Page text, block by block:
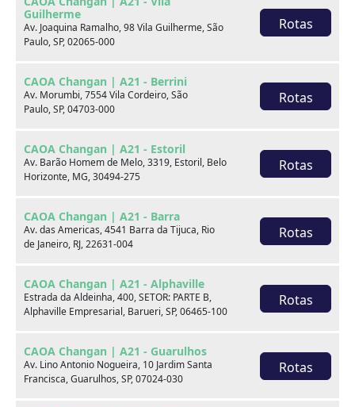
Guilherme
Av. Joaquina Ramalho, 98 Vila Guilherme, São
Paulo, SP, 02065-000
Rotas
CAOA Changan | A21 - Berrini
Av. Morumbi, 7554 Vila Cordeiro, São
Paulo, SP, 04703-000
Rotas
CAOA Changan | A21 - Estoril
Av. Barão Homem de Melo, 3319, Estoril, Belo
Horizonte, MG, 30494-275
Rotas
CAOA Changan | A21 - Barra
Av. das Americas, 4541 Barra da Tijuca, Rio
de Janeiro, RJ, 22631-004
Rotas
CAOA Changan | A21 - Alphaville
Estrada da Aldeinha, 400, SETOR: PARTE B,
Alphaville Empresarial, Barueri, SP, 06465-100
Rotas
CAOA Changan | A21 - Guarulhos
Av. Lino Antonio Nogueira, 10 Jardim Santa
Francisca, Guarulhos, SP, 07024-030
Rotas
Seminovos em destaque